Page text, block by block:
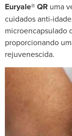
Euryale® QR uma
cuidados anti-
microencapsulado
proporcionando
rejuvenescida.